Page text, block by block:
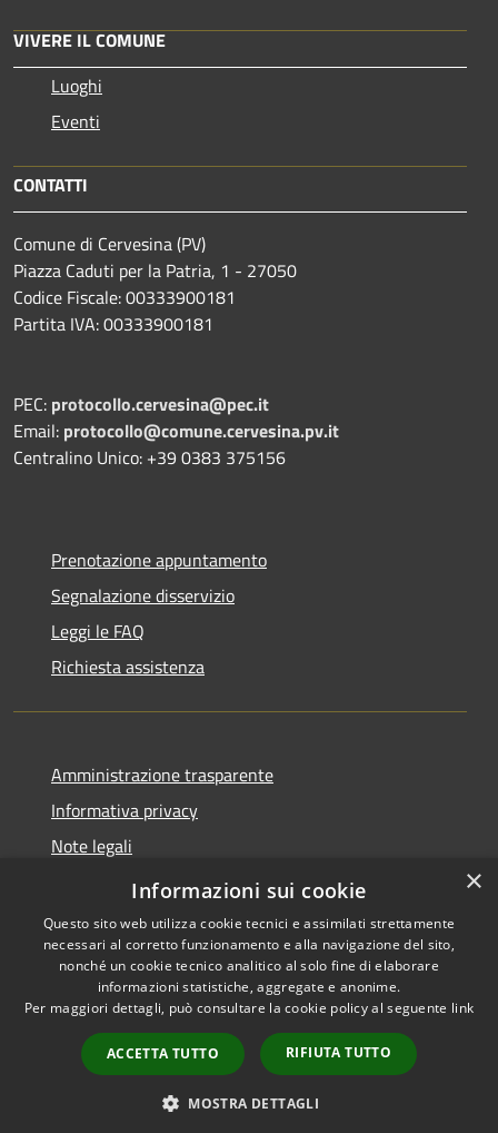
VIVERE IL COMUNE
Luoghi
Eventi
CONTATTI
Comune di Cervesina (PV)
Piazza Caduti per la Patria, 1 - 27050
Codice Fiscale: 00333900181
Partita IVA: 00333900181
PEC: protocollo.cervesina@pec.it
Email: protocollo@comune.cervesina.pv.it
Centralino Unico: +39 0383 375156
Prenotazione appuntamento
Segnalazione disservizio
Leggi le FAQ
Richiesta assistenza
Amministrazione trasparente
Informativa privacy
Note legali
Dichiarazione di accessibilità
Accessibilità
Copyright © 2026 • Comune di
Cervesina • Powered by
Municipium•
Accesso
redazione
×
Informazioni sui cookie
Questo sito web utilizza cookie tecnici e assimilati strettamente
necessari al corretto funzionamento e alla navigazione del sito,
nonché un cookie tecnico analitico al solo fine di elaborare
informazioni statistiche, aggregate e anonime.
Per maggiori dettagli, può consultare la cookie policy al seguente link
ACCETTA TUTTO RIFIUTA TUTTO
MOSTRA DETTAGLI